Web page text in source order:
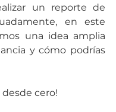
un reporte de
en este
una idea amplia
y cómo podrías
desde cero!